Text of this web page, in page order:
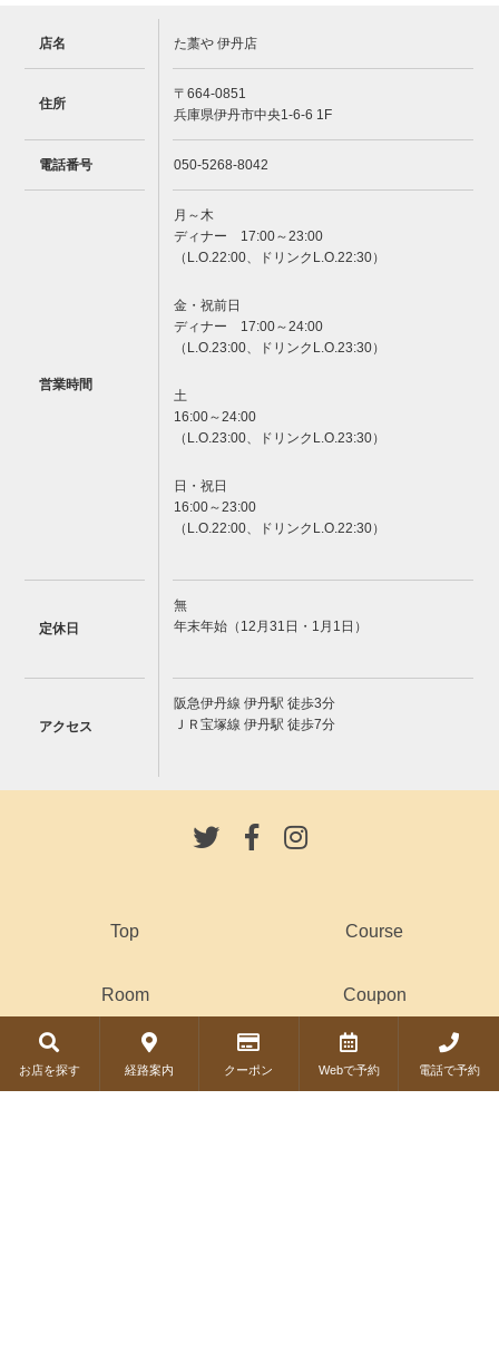
店名 た藁や 伊丹店
住所
〒664-0851
兵庫県伊丹市中央1-6-6 1F
電話番号 050-5268-8042
営業時間
月～木
ディナー 17:00～23:00
（L.O.22:00、ドリンクL.O.22:30）
金・祝前日
ディナー 17:00～24:00
（L.O.23:00、ドリンクL.O.23:30）
土
16:00～24:00
（L.O.23:00、ドリンクL.O.23:30）
日・祝日
16:00～23:00
（L.O.22:00、ドリンクL.O.22:30）
定休日
無
年末年始（12月31日・1月1日）
アクセス
阪急伊丹線 伊丹駅 徒歩3分
ＪＲ宝塚線 伊丹駅 徒歩7分
Top Course
Room Coupon
お店を探す 経路案内 クーポン Webで予約 電話で予約